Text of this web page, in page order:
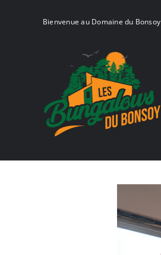
Bienvenue au Domaine du Bonsoy